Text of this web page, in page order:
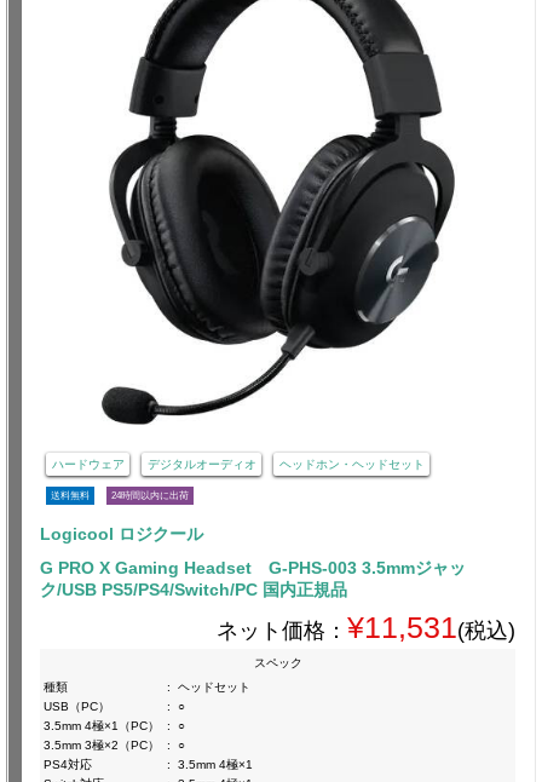
ハードウェア デジタルオーディオ ヘッドホン・ヘッドセット
送料無料 24時間以内に出荷
Logicool ロジクール
G PRO X Gaming Headset G-PHS-003 3.5mmジャッ
ク/USB PS5/PS4/Switch/PC 国内正規品
ネット価格： ¥11,531(税込)
スペック
種類
:
ヘッドセット
USB（PC）
:
○
3.5mm 4極×1（PC）
:
○
3.5mm 3極×2（PC）
:
○
PS4対応
:
3.5mm 4極×1